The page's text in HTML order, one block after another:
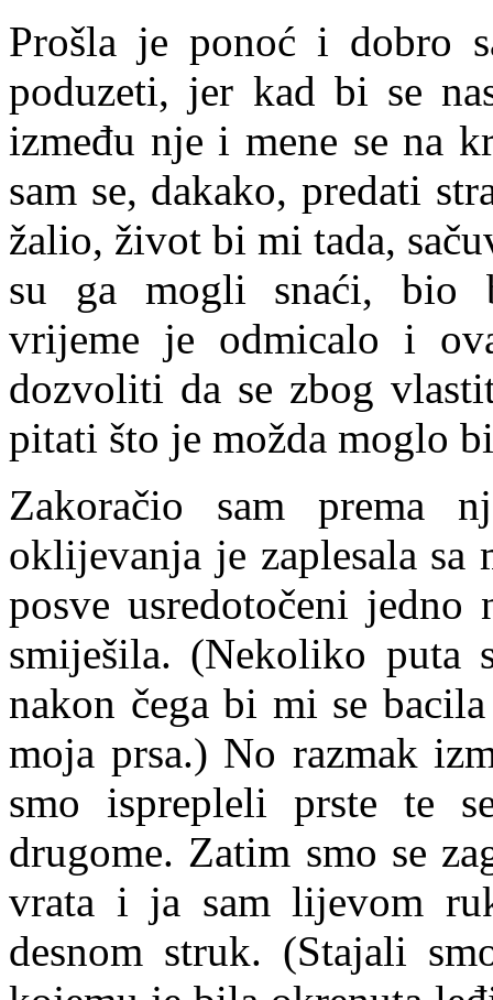
Prošla je ponoć i dobro
poduzeti, jer kad bi se
između nje i mene se na
sam se, dakako, predati
žalio, život bi mi tada,
su ga mogli snaći, bio
vrijeme je odmicalo i
dozvoliti da se zbog
pitati što je možda moglo
Zakoračio sam
oklijevanja je zaplesala sa
posve usredotočeni
smiješila. (Nekoliko puta
nakon čega bi mi se
moja prsa.) No razmak
smo isprepleli prste te
drugome. Zatim smo se
vrata i ja sam lijevom
desnom struk. (Stajali